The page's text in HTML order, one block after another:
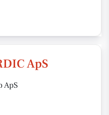
ApS
ApS